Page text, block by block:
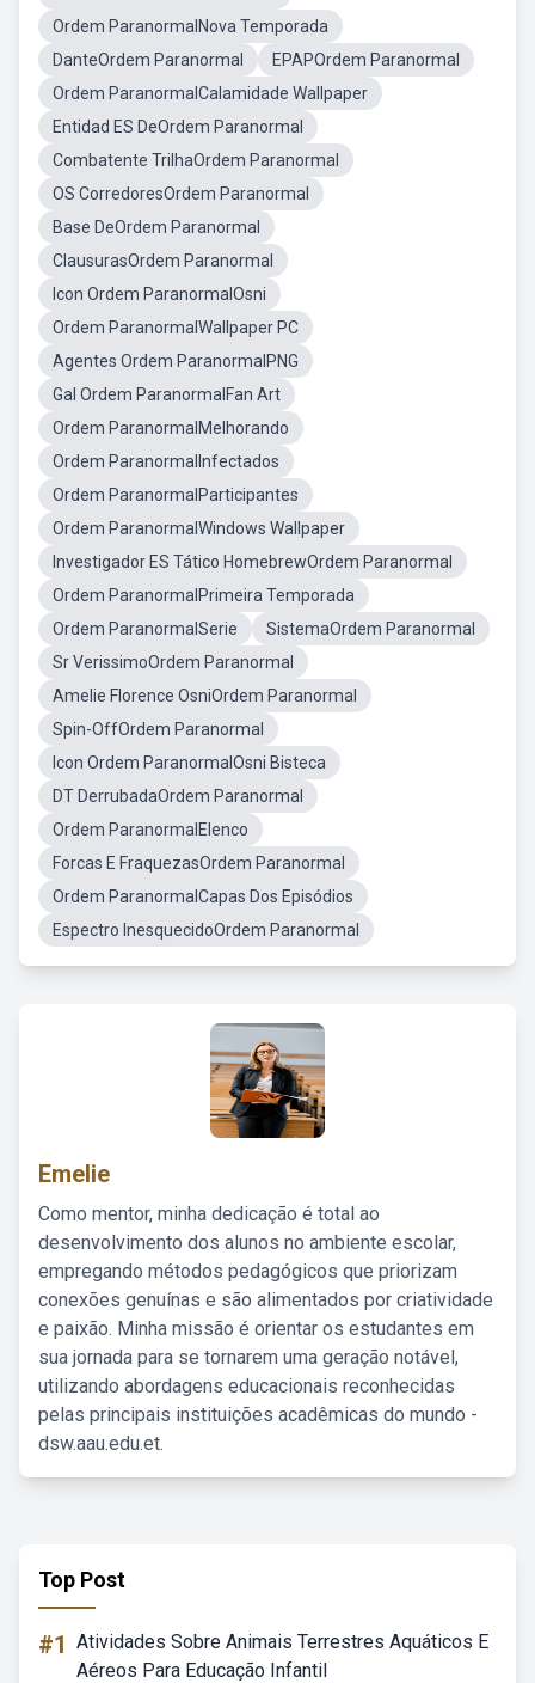
Ordem ParanormalNova Temporada
DanteOrdem Paranormal
EPAPOrdem Paranormal
Ordem ParanormalCalamidade Wallpaper
Entidad ES DeOrdem Paranormal
Combatente TrilhaOrdem Paranormal
OS CorredoresOrdem Paranormal
Base DeOrdem Paranormal
ClausurasOrdem Paranormal
Icon Ordem ParanormalOsni
Ordem ParanormalWallpaper PC
Agentes Ordem ParanormalPNG
Gal Ordem ParanormalFan Art
Ordem ParanormalMelhorando
Ordem ParanormalInfectados
Ordem ParanormalParticipantes
Ordem ParanormalWindows Wallpaper
Investigador ES Tático HomebrewOrdem Paranormal
Ordem ParanormalPrimeira Temporada
Ordem ParanormalSerie
SistemaOrdem Paranormal
Sr VerissimoOrdem Paranormal
Amelie Florence OsniOrdem Paranormal
Spin-OffOrdem Paranormal
Icon Ordem ParanormalOsni Bisteca
DT DerrubadaOrdem Paranormal
Ordem ParanormalElenco
Forcas E FraquezasOrdem Paranormal
Ordem ParanormalCapas Dos Episódios
Espectro InesquecidoOrdem Paranormal
Emelie
Como mentor, minha dedicação é total ao
desenvolvimento dos alunos no ambiente escolar,
empregando métodos pedagógicos que priorizam
conexões genuínas e são alimentados por criatividade
e paixão. Minha missão é orientar os estudantes em
sua jornada para se tornarem uma geração notável,
utilizando abordagens educacionais reconhecidas
pelas principais instituições acadêmicas do mundo -
dsw.aau.edu.et.
Top Post
#1 Atividades Sobre Animais Terrestres Aquáticos E
Aéreos Para Educação Infantil